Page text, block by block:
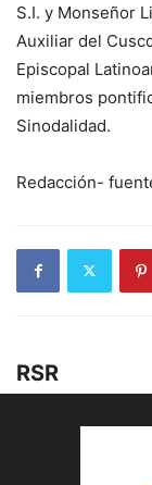
S.I. y Monseñor
Auxiliar del
Episcopal
miembros
Sinodalidad.
Redacción-
RSR